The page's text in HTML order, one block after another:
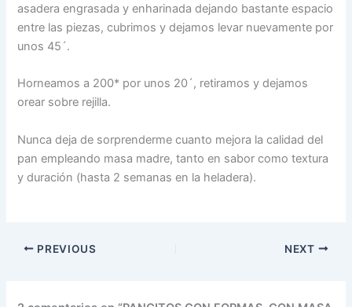
asadera engrasada y enharinada dejando bastante espacio
entre las piezas, cubrimos y dejamos levar nuevamente por
unos 45´.
Horneamos a 200* por unos 20´, retiramos y dejamos
orear sobre rejilla.
Nunca deja de sorprenderme cuanto mejora la calidad del
pan empleando masa madre, tanto en sabor como textura
y duración (hasta 2 semanas en la heladera).
PREVIOUS NEXT